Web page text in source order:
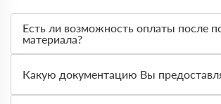
Есть ли возможность оплаты после
материала?
оплата по факту получения товара. При
доставленный товар был ненадлежащего
Вы вправе от него отказаться.
Какую документацию Вы